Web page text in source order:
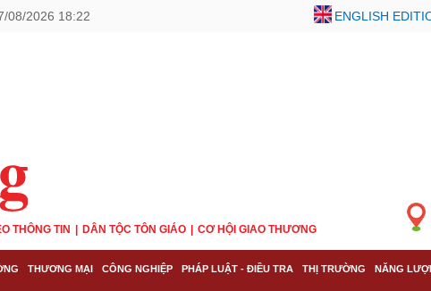
08/2026 18:22 ENGLISH
THÔNG TIN DÂN TỘC TÔN GIÁO CƠ HỘI GIAO THƯƠNG
THƯƠNG MẠI CÔNG NGHIỆP PHÁP LUẬT - ĐIỀU TRA THỊ TRƯỜNG NĂNG